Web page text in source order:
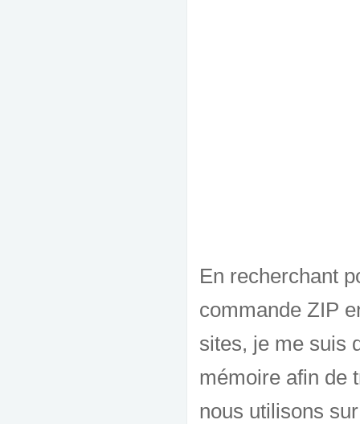
En recherchant
commande ZIP
sites, je me suis
mémoire afin de
nous utilisons